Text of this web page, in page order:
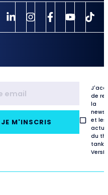
JE M'INSCRIS
de
la
et les
du
tank